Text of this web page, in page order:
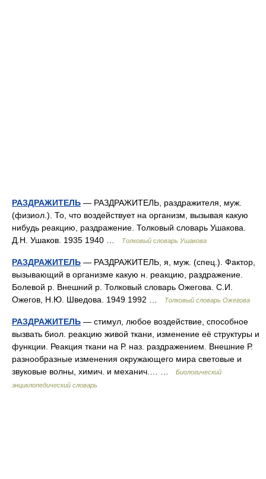
РАЗДРАЖИТЕЛЬ — РАЗДРАЖИТЕЛЬ, раздражителя, муж.
(физиол.). То, что воздействует на организм, вызывая какую
нибудь реакцию, раздражение. Толковый словарь Ушакова.
Д.Н. Ушаков. 1935 1940 …
Толковый словарь Ушакова
РАЗДРАЖИТЕЛЬ — РАЗДРАЖИТЕЛЬ, я, муж. (спец.). Фактор,
вызывающий в организме какую н. реакцию, раздражение.
Болевой р. Внешний р. Толковый словарь Ожегова. С.И.
Ожегов, Н.Ю. Шведова. 1949 1992 …
Толковый словарь Ожегова
РАЗДРАЖИТЕЛЬ — стимул, любое воздействие, способное
вызвать биол. реакцию живой ткани, изменение её структуры и
функции. Реакция ткани на Р. наз. раздражением. Внешние Р.
разнообразные изменения окружающего мира световые и
звуковые волны, химич. и механич.… …
Биологический
энциклопедический словарь